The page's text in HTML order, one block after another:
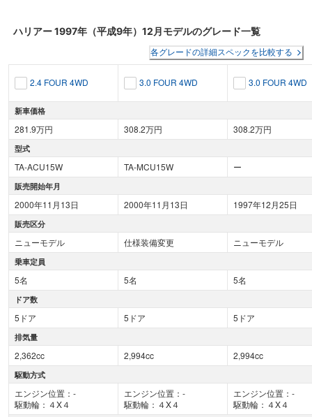
ハリアー1997年（平成9年）12月モデルのグレード一覧
各グレードの詳細スペックを比較する
2.4 FOUR 4WD 3.0 FOUR 4WD 3.0 FOUR 4WD
新車価格
281.9万円 308.2万円 308.2万円
型式
TA-ACU15W TA-MCU15W ー
販売開始年月
2000年11月13日 2000年11月13日 1997年12月25日
販売区分
ニューモデル 仕様装備変更 ニューモデル
乗車定員
5名 5名 5名
ドア数
5ドア 5ドア 5ドア
排気量
2,362cc 2,994cc 2,994cc
駆動方式
エンジン位置：-
駆動輪：４X４
エンジン位置：-
駆動輪：４X４
エンジン位置：-
駆動輪：４X４